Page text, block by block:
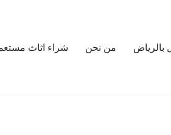
بالرياض من نحن شراء اثاث